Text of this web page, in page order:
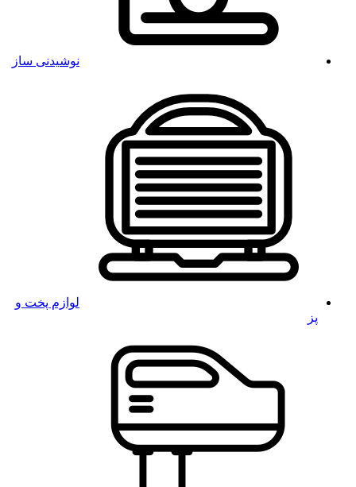
نوشیدنی ساز
لوازم پخت و
پز